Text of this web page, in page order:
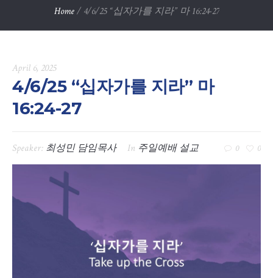
Home / 4/6/25 “십자가를 지라” 마 16:24-27
April 6, 2025
4/6/25 “십자가를 지라” 마
16:24-27
Speaker: 최성민 담임목사 In 주일예배 설교 0 0